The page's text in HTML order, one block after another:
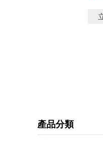
產品分類